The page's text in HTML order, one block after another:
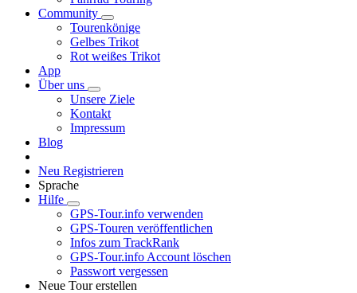
Community
Tourenkönige
Gelbes Trikot
Rot weißes Trikot
App
Über uns
Unsere Ziele
Kontakt
Impressum
Blog
Neu Registrieren
Sprache
Hilfe
GPS-Tour.info verwenden
GPS-Touren veröffentlichen
Infos zum TrackRank
GPS-Tour.info Account löschen
Passwort vergessen
Neue Tour erstellen